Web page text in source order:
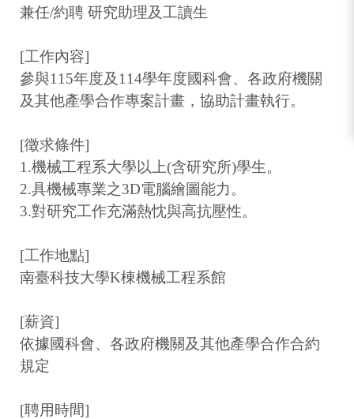
兼任/約聘 研究助理及工讀生
[工作內容]
參與115年度及114學年度國科會、各政府機關
及其他產學合作專案計畫，協助計畫執行。
[徵求條件]
1.機械工程系大學以上(含研究所)學生。
2.具機械專業之3D電腦繪圖能力。
3.對研究工作充滿熱忱與高抗壓性。
[工作地點]
南臺科技大學K棟機械工程系館
[薪資]
依據國科會、各政府機關及其他產學合作合約
規定
[聘用時間]